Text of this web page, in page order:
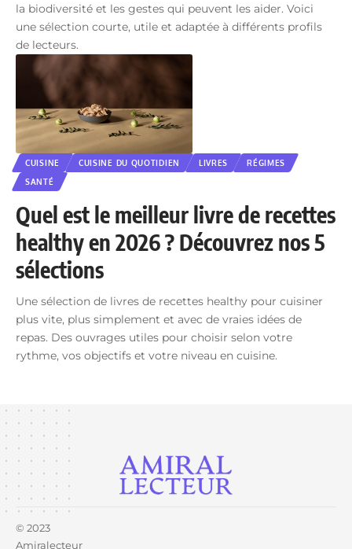
la biodiversité et les gestes qui peuvent les aider. Voici
une sélection courte, utile et adaptée à différents profils
de lecteurs.
CUISINE CUISINE DU QUOTIDIEN LIVRES
RÉGIMES
SANTÉ
Quel est le meilleur livre de recettes
healthy en 2026 ? Découvrez nos 5
sélections
Une sélection de livres de recettes healthy pour cuisiner
plus vite, plus simplement et avec de vraies idées de
repas. Des ouvrages utiles pour choisir selon votre
rythme, vos objectifs et votre niveau en cuisine.
© 2023
Amiralecteur